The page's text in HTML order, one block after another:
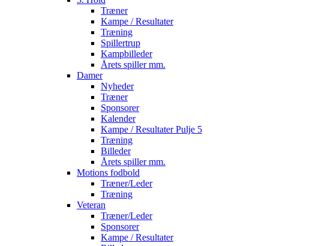
Træner
Kampe / Resultater
Træning
Spillertrup
Kampbilleder
Årets spiller mm.
Damer
Nyheder
Træner
Sponsorer
Kalender
Kampe / Resultater Pulje 5
Træning
Billeder
Årets spiller mm.
Motions fodbold
Træner/Leder
Træning
Veteran
Træner/Leder
Sponsorer
Kampe / Resultater